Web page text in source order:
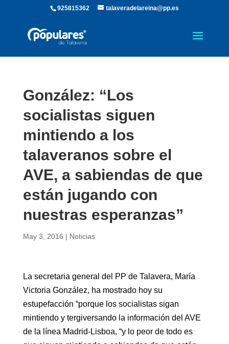
925815362 talaveradelareina@pp.es
González: “Los
socialistas siguen
mintiendo a los
talaveranos sobre el
AVE, a sabiendas de que
están jugando con
nuestras esperanzas”
May 3, 2016 | Noticias
La secretaria general del PP de Talavera, María
Victoria González, ha mostrado hoy su
estupefacción “porque los socialistas sigan
mintiendo y tergiversando la información del AVE
de la línea Madrid-Lisboa, “y lo peor de todo es